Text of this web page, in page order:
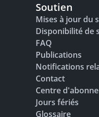
Soutien
Mises à jour du
Disponibilité de
FAQ
Publications
Notifications
Contact
Centre
Jours fériés
Glossaire